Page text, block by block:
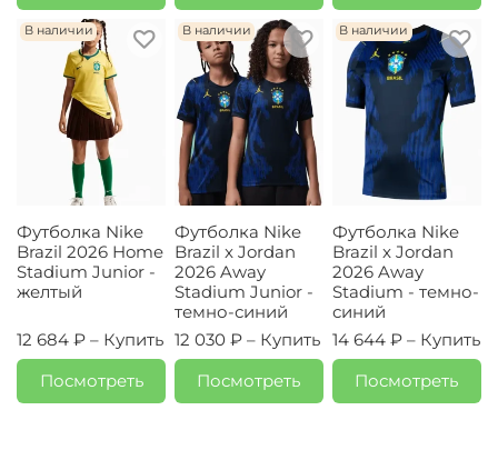
В наличии
Футболка Nike
Brazil 2026 Home
Stadium Junior -
желтый
12 684 ₽ – Купить
Посмотреть
В наличии
Футболка Nike
Brazil x Jordan
2026 Away
Stadium Junior -
темно-синий
12 030 ₽ – Купить
Посмотреть
В наличии
Футболка Nike
Brazil x Jordan
2026 Away
Stadium - темно-
синий
14 644 ₽ – Купить
Посмотреть